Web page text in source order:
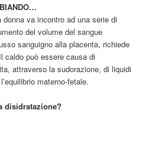
va incontro ad una serie di
del volume del sangue
sanguigno alla placenta, richiede
caldo può essere causa di
attraverso la sudorazione, di liquidi
materno-fetale.
disidratazione?